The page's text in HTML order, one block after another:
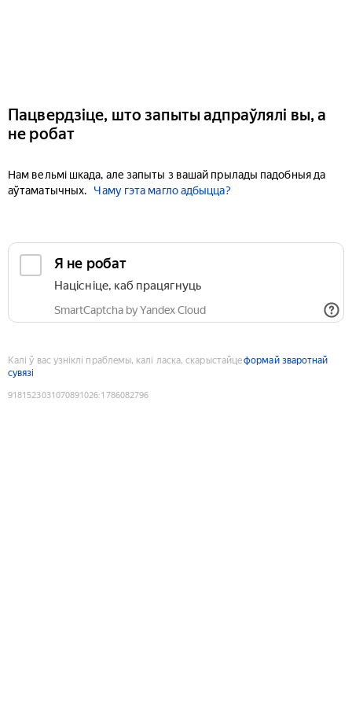
Пацвердзіце, што запыты адпраўлялі вы, а
не робат
Нам вельмі шкада, але запыты з вашай прылады падобныя да
аўтаматычных.
Чаму гэта магло адбыцца?
Я не робат
Націсніце, каб працягнуць
SmartCaptcha by Yandex Cloud
Калі ў вас узніклі праблемы, калі ласка, скарыстайцеформай зваротнай
сувязі
9181523031070891026:1786082796